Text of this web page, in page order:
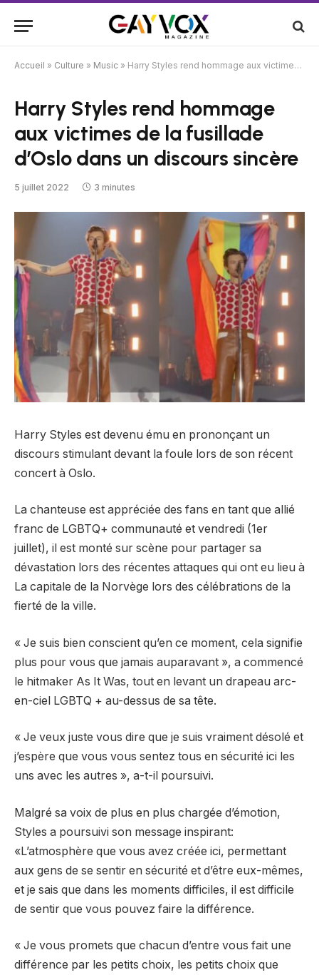
Accueil » Culture » Music » Harry Styles rend hommage aux victimes de la fusillade d’Oslo dans un discours sincère
Harry Styles rend hommage
aux victimes de la fusillade
d’Oslo dans un discours sincère
5 juillet 2022 3 minutes
Harry Styles est devenu ému en prononçant un
discours stimulant devant la foule lors de son récent
concert à Oslo.
La chanteuse est appréciée des fans en tant que allié
franc de LGBTQ+ communauté et vendredi (1er
juillet), il est monté sur scène pour partager sa
dévastation lors des récentes attaques qui ont eu lieu à
La capitale de la Norvège lors des célébrations de la
fierté de la ville.
« Je suis bien conscient qu’en ce moment, cela signifie
plus pour vous que jamais auparavant », a commencé
le hitmaker As It Was, tout en levant un drapeau arc-
en-ciel LGBTQ + au-dessus de sa tête.
« Je veux juste vous dire que je suis vraiment désolé et
j’espère que vous vous sentez tous en sécurité ici les
uns avec les autres », a-t-il poursuivi.
Malgré sa voix de plus en plus chargée d’émotion,
Styles a poursuivi son message inspirant:
«L’atmosphère que vous avez créée ici, permettant
aux gens de se sentir en sécurité et d’être eux-mêmes,
et je sais que dans les moments difficiles, il est difficile
de sentir que vous pouvez faire la différence.
« Je vous promets que chacun d’entre vous fait une
différence par les petits choix, les petits choix que